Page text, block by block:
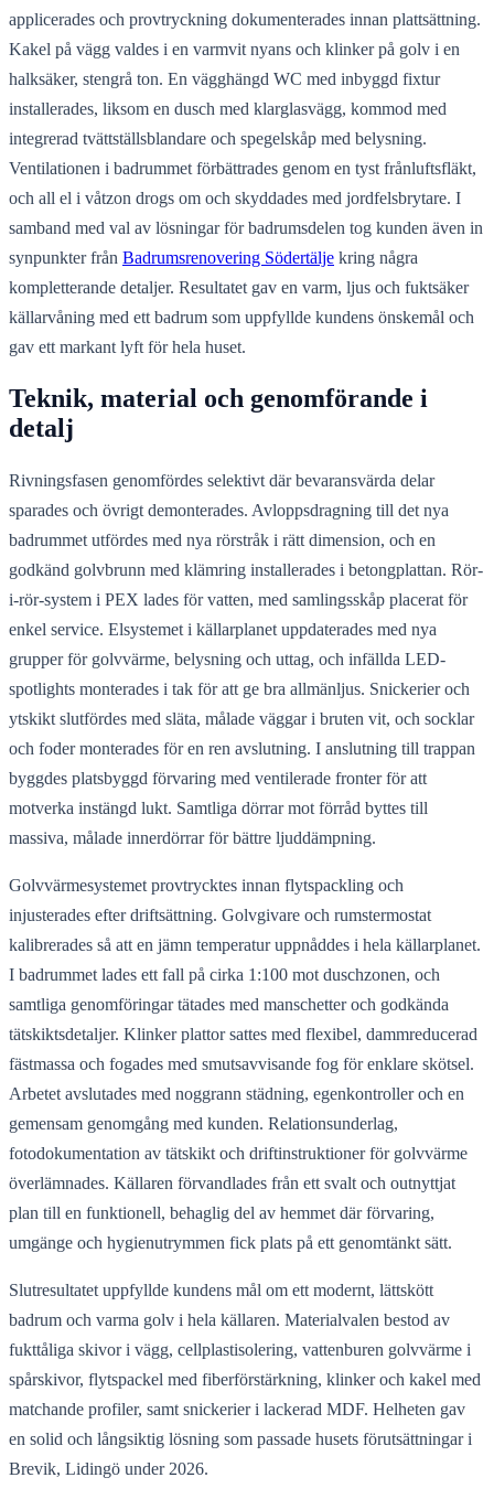
applicerades och provtryckning dokumenterades innan plattsättning.
Kakel på vägg valdes i en varmvit nyans och klinker på golv i en
halksäker, stengrå ton. En vägghängd WC med inbyggd fixtur
installerades, liksom en dusch med klarglasvägg, kommod med
integrerad tvättställsblandare och spegelskåp med belysning.
Ventilationen i badrummet förbättrades genom en tyst frånluftsfläkt,
och all el i våtzon drogs om och skyddades med jordfelsbrytare. I
samband med val av lösningar för badrumsdelen tog kunden även in
synpunkter från Badrumsrenovering Södertälje kring några
kompletterande detaljer. Resultatet gav en varm, ljus och fuktsäker
källarvåning med ett badrum som uppfyllde kundens önskemål och
gav ett markant lyft för hela huset.
Teknik, material och genomförande i
detalj
Rivningsfasen genomfördes selektivt där bevaransvärda delar
sparades och övrigt demonterades. Avloppsdragning till det nya
badrummet utfördes med nya rörstråk i rätt dimension, och en
godkänd golvbrunn med klämring installerades i betongplattan. Rör-
i-rör-system i PEX lades för vatten, med samlingsskåp placerat för
enkel service. Elsystemet i källarplanet uppdaterades med nya
grupper för golvvärme, belysning och uttag, och infällda LED-
spotlights monterades i tak för att ge bra allmänljus. Snickerier och
ytskikt slutfördes med släta, målade väggar i bruten vit, och socklar
och foder monterades för en ren avslutning. I anslutning till trappan
byggdes platsbyggd förvaring med ventilerade fronter för att
motverka instängd lukt. Samtliga dörrar mot förråd byttes till
massiva, målade innerdörrar för bättre ljuddämpning.
Golvvärmesystemet provtrycktes innan flytspackling och
injusterades efter driftsättning. Golvgivare och rumstermostat
kalibrerades så att en jämn temperatur uppnåddes i hela källarplanet.
I badrummet lades ett fall på cirka 1:100 mot duschzonen, och
samtliga genomföringar tätades med manschetter och godkända
tätskiktsdetaljer. Klinker plattor sattes med flexibel, dammreducerad
fästmassa och fogades med smutsavvisande fog för enklare skötsel.
Arbetet avslutades med noggrann städning, egenkontroller och en
gemensam genomgång med kunden. Relationsunderlag,
fotodokumentation av tätskikt och driftinstruktioner för golvvärme
överlämnades. Källaren förvandlades från ett svalt och outnyttjat
plan till en funktionell, behaglig del av hemmet där förvaring,
umgänge och hygienutrymmen fick plats på ett genomtänkt sätt.
Slutresultatet uppfyllde kundens mål om ett modernt, lättskött
badrum och varma golv i hela källaren. Materialvalen bestod av
fukttåliga skivor i vägg, cellplastisolering, vattenburen golvvärme i
spårskivor, flytspackel med fiberförstärkning, klinker och kakel med
matchande profiler, samt snickerier i lackerad MDF. Helheten gav
en solid och långsiktig lösning som passade husets förutsättningar i
Brevik, Lidingö under 2026.